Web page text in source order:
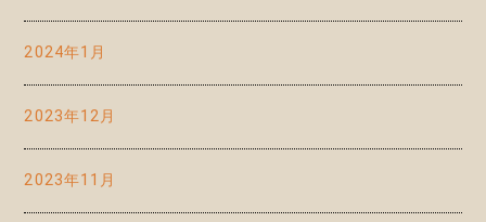
2024年1月
2023年12月
2023年11月